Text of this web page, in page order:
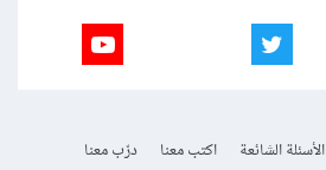
الأسئلة الشائعة اكتب معنا
درّب معنا